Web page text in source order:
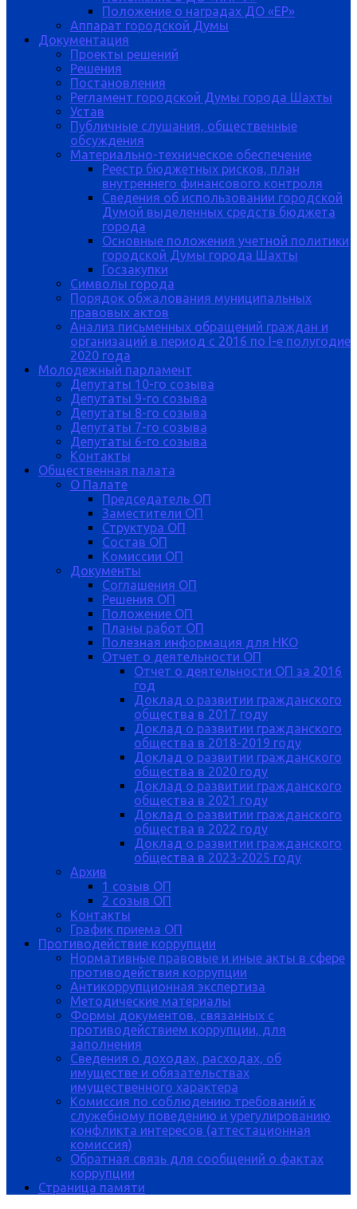
Положение о наградах ДО «ЕР»
Аппарат городской Думы
Документация
Проекты решений
Решения
Постановления
Регламент городской Думы города Шахты
Устав
Публичные слушания, общественные
обсуждения
Материально-техническое обеспечение
Реестр бюджетных рисков, план
внутреннего финансового контроля
Сведения об использовании городской
Думой выделенных средств бюджета
города
Основные положения учетной политики
городской Думы города Шахты
Госзакупки
Символы города
Порядок обжалования муниципальных
правовых актов
Анализ письменных обращений граждан и
организаций в период с 2016 по I-е полугодие
2020 года
Молодежный парламент
Депутаты 10-го созыва
Депутаты 9-го созыва
Депутаты 8-го созыва
Депутаты 7-го созыва
Депутаты 6-го созыва
Контакты
Общественная палата
О Палате
Председатель ОП
Заместители ОП
Структура ОП
Состав ОП
Комиссии ОП
Документы
Соглашения ОП
Решения ОП
Положение ОП
Планы работ ОП
Полезная информация для НКО
Отчет о деятельности ОП
Отчет о деятельности ОП за 2016
год
Доклад о развитии гражданского
общества в 2017 году
Доклад о развитии гражданского
общества в 2018-2019 году
Доклад о развитии гражданского
общества в 2020 году
Доклад о развитии гражданского
общества в 2021 году
Доклад о развитии гражданского
общества в 2022 году
Доклад о развитии гражданского
общества в 2023-2025 году
Архив
1 созыв ОП
2 созыв ОП
Контакты
График приема ОП
Противодействие коррупции
Нормативные правовые и иные акты в сфере
противодействия коррупции
Антикоррупционная экспертиза
Методические материалы
Формы документов, связанных с
противодействием коррупции, для
заполнения
Сведения о доходах, расходах, об
имуществе и обязательствах
имущественного характера
Комиссия по соблюдению требований к
служебному поведению и урегулированию
конфликта интересов (аттестационная
комиссия)
Обратная связь для сообщений о фактах
коррупции
Страница памяти